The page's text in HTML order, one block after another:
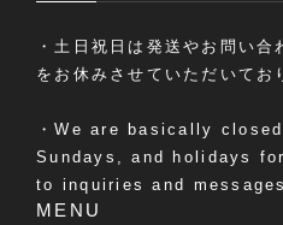
・土日祝日は発送やお問い
をお休みさせていただいてお
・We are basically
Sundays, and holidays
to inquiries and
MENU